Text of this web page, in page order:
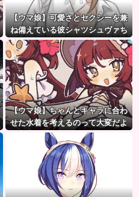
【ウマ娘】可愛さとセクシーを兼
ね備えている彼シャツシュヴァち
【ウマ娘】ちゃんとキャラに合わ
せた水着を考えるのって大変だよ